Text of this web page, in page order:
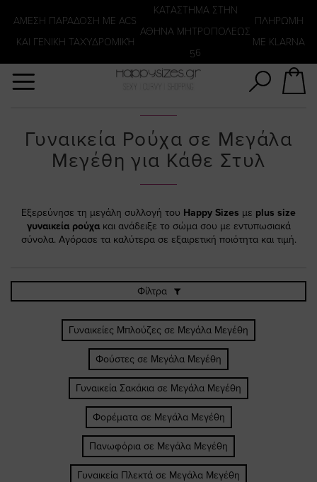
ΑΜΕΣΗ ΠΑΡΑΔΟΣΗ ΜΕ ACS
ΚΑΙ ΓΕΝΙΚΗ ΤΑΧΥΔΡΟΜΙΚΉ
KATΑΣΤΗΜΑ ΣΤΗΝ
ΑΘΗΝΑ ΜΗΤΡΟΠΟΛΕΩΣ
56
ΠΛΗΡΩΜΗ
ΜΕ KLARNA
Γυναικεία Ρούχα σε Μεγάλα
Μεγέθη για Κάθε Στυλ
Εξερεύνησε τη μεγάλη συλλογή του Happy Sizes με plus size
γυναικεία ρούχα και ανάδειξε το σώμα σου με εντυπωσιακά
σύνολα. Αγόρασε τα καλύτερα σε εξαιρετική ποιότητα και τιμή.
Φίλτρα
Γυναικείες Μπλούζες σε Μεγάλα Μεγέθη
Φούστες σε Μεγάλα Μεγέθη
Γυναικεία Σακάκια σε Μεγάλα Μεγέθη
Φορέματα σε Μεγάλα Μεγέθη
Πανωφόρια σε Μεγάλα Μεγέθη
Γυναικεία Πλεκτά σε Μεγάλα Μεγέθη
Αναζήτηση